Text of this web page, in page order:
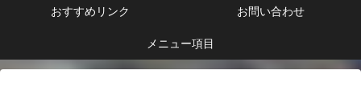
おすすめリンク お問い合わせ
メニュー項目